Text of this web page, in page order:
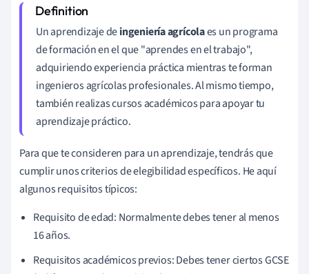
Un aprendizaje deingeniería agrícolaes un programa
de formación en el que "aprendes en el trabajo",
adquiriendo experiencia práctica mientras te forman
ingenieros agrícolas profesionales. Al mismo tiempo,
también realizas cursos académicos para apoyar tu
aprendizaje práctico.
Para que te consideren para un aprendizaje, tendrás que
cumplir unos criterios de elegibilidad específicos. He aquí
algunos requisitos típicos:
Requisito de edad: Normalmente debes tener al menos
16 años.
Requisitos académicos previos: Debes tener ciertos GCSE